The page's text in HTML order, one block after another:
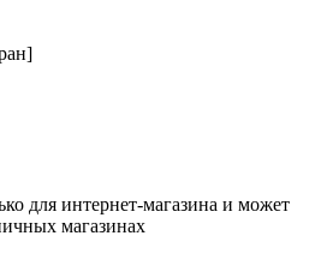
для интернет-магазина и может
магазинах